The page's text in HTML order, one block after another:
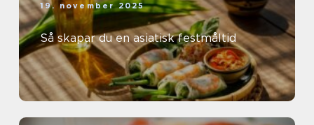
19. november 2025
Så skapar du en asiatisk festmåltid